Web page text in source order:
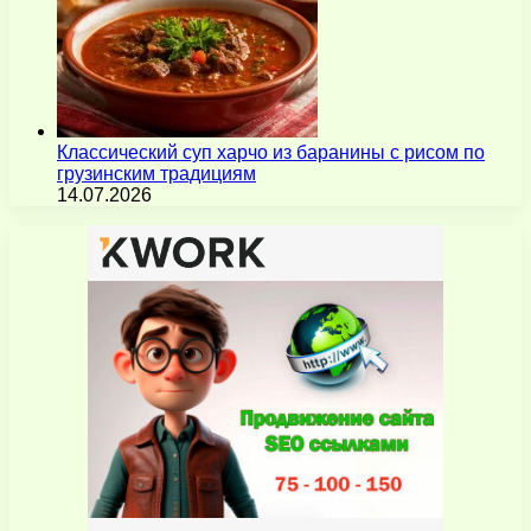
Классический суп харчо из баранины с рисом по
грузинским традициям
14.07.2026